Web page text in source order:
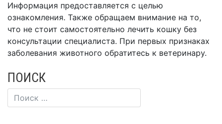
Информация предоставляется с целью
ознакомления. Также обращаем внимание на то,
что не стоит самостоятельно лечить кошку без
консультации специалиста. При первых признаках
заболевания животного обратитесь к ветеринару.
ПОИСК